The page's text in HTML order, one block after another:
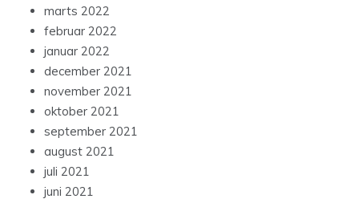
marts 2022
februar 2022
januar 2022
december 2021
november 2021
oktober 2021
september 2021
august 2021
juli 2021
juni 2021